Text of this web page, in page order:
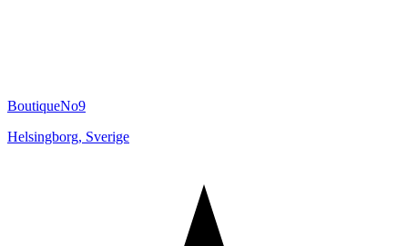
BoutiqueNo9
Helsingborg, Sverige